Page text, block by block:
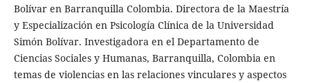
Bolívar en Barranquilla Colombia. Directora de la Maestría
y Especialización en Psicología Clínica de la Universidad
Simón Bolívar. Investigadora en el Departamento de
Ciencias Sociales y Humanas, Barranquilla, Colombia en
temas de violencias en las relaciones vinculares y aspectos